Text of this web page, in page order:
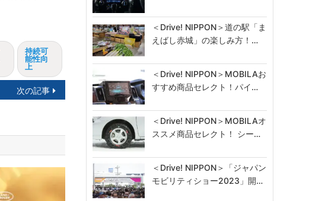
持続可
能性向
上
次の記事
＜Drive! NIPPON＞道の駅「ま
えばし赤城」の楽しみ方！…
＜Drive! NIPPON＞MOBILAお
すすめ商品セレクト！パイ…
＜Drive! NIPPON＞MOBILAオ
ススメ商品セレクト！ シー…
＜Drive! NIPPON＞「ジャパン
モビリティショー2023」開…